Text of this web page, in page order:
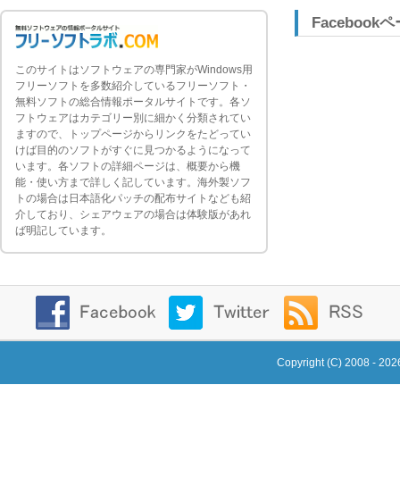
このサイトはソフトウェアの専門家がWindows用
フリーソフトを多数紹介しているフリーソフト・
無料ソフトの総合情報ポータルサイトです。各ソ
フトウェアはカテゴリー別に細かく分類されてい
ますので、トップページからリンクをたどってい
けば目的のソフトがすぐに見つかるようになって
います。各ソフトの詳細ページは、概要から機
能・使い方まで詳しく記しています。海外製ソフ
トの場合は日本語化パッチの配布サイトなども紹
介しており、シェアウェアの場合は体験版があれ
ば明記しています。
Facebookペ
Copyright (C) 2008 -